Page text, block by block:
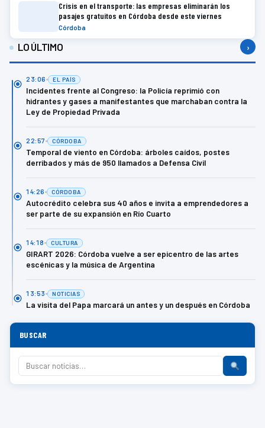
Crisis en el transporte: las empresas eliminarán los
pasajes gratuitos en Córdoba desde este viernes
Córdoba
LO ÚLTIMO ›
23:06 EL PAÍS
Incidentes frente al Congreso: la Policía reprimió con
hidrantes y gases a manifestantes que marchaban contra la
Ley de Propiedad Privada
22:57 CÓRDOBA
Temporal de viento en Córdoba: árboles caídos, postes
derribados y más de 950 llamados a Defensa Civil
14:26 CÓRDOBA
Autocrédito celebra sus 40 años e invita a emprendedores a
ser parte de su expansión en Río Cuarto
14:18 CULTURA
GIRART 2026: Córdoba vuelve a ser epicentro de las artes
escénicas y la música de Argentina
13:53 NOTICIAS
La visita del Papa marcará un antes y un después en Córdoba
BUSCAR